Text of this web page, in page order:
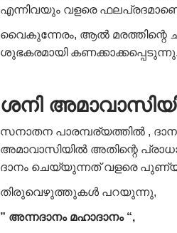
എന്നിവയും വളരെ
വൈകുന്നേരം, ആൽ മരത്തിന്റെ
ശുഭകരമായി കണക്കാക്കപ്പെടുന്നു.
ശനി
സനാതന പാരമ്പര്യത്തിൽ ,
അമാവാസിയിൽ അതിന്റെ
ദാനം ചെയ്യുന്നത് വളരെ
തിരുവെഴുത്തുകൾ പറയുന്നു,
” അന്നദാനം മഹാദാനം “,